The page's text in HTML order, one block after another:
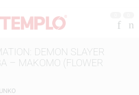
DEMON SLAYER
– MAKOMO (FLOWER